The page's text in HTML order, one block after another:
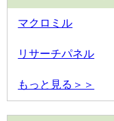
マクロミル
リサーチパネル
もっと見る＞＞